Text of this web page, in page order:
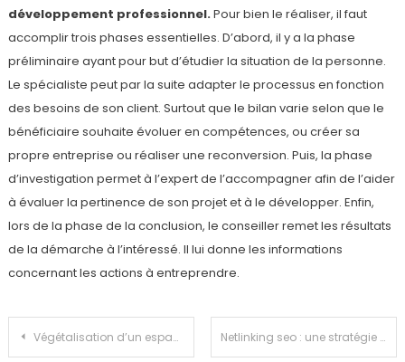
développement professionnel.Pour bien le réaliser, il faut
accomplir trois phases essentielles. D’abord, il y a la phase
préliminaire ayant pour but d’étudier la situation de la personne.
Le spécialiste peut par la suite adapter le processus en fonction
des besoins de son client. Surtout que le bilan varie selon que le
bénéficiaire souhaite évoluer en compétences, ou créer sa
propre entreprise ou réaliser une reconversion. Puis, la phase
d’investigation permet à l’expert de l’accompagner afin de l’aider
à évaluer la pertinence de son projet et à le développer. Enfin,
lors de la phase de la conclusion, le conseiller remet les résultats
de la démarche à l’intéressé. Il lui donne les informations
concernant les actions à entreprendre.
Navigation
Végétalisation d’un espace de travail : pourquoi est-ce important et comment l’entreprendre ? Netlinking seo : une stratégie essentielle pour optimiser un site internet